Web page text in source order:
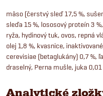
mäso (čerstvý sleď 17,5 %,
sleďa 15 %, lososový proteín 3
ryža, hydinový tuk, ovos, repná
olej 1,8 %, kvasnice,
cerevisiae (betaglukány) 0,7 %,
draselný, Perna mušle, juka 0,01
Analytické